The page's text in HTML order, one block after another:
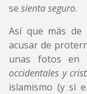
se sienta seguro.
Así que más
acusar de
unas fotos en
occidentales y
islamismo (y si